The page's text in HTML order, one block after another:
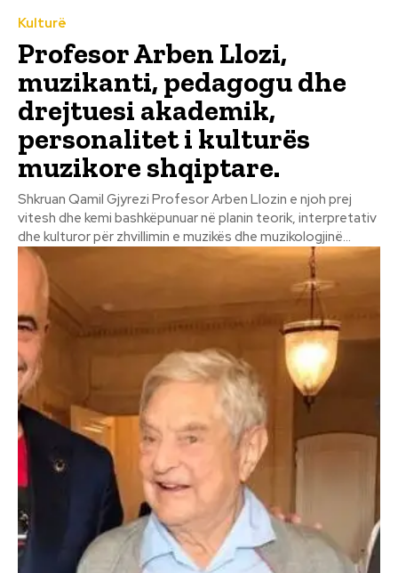
Kulturë
Profesor Arben Llozi,
muzikanti, pedagogu dhe
drejtuesi akademik,
personalitet i kulturës
muzikore shqiptare.
Shkruan Qamil Gjyrezi Profesor Arben Llozin e njoh prej
vitesh dhe kemi bashkëpunuar në planin teorik, interpretativ
dhe kulturor për zhvillimin e muzikës dhe muzikologjinë...